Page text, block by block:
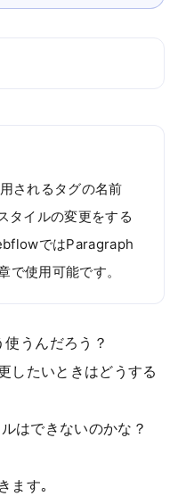
されるタグの名前
タイルの変更をする
ではParagraph
で使用可能です。
うんだろう？
したいときはどうする
はできないのかな？
ます｡